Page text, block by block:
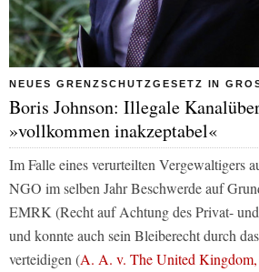
NEUES GRENZSCHUTZGESETZ IN
Boris Johnson: Illegale
»vollkommen inakzeptabel«
Im Falle eines verurteilten Vergewaltigers
NGO im selben Jahr Beschwerde auf
EMRK (Recht auf Achtung des Privat-
und konnte auch sein Bleiberecht durch
verteidigen (A. A. v. The United Kingdom,